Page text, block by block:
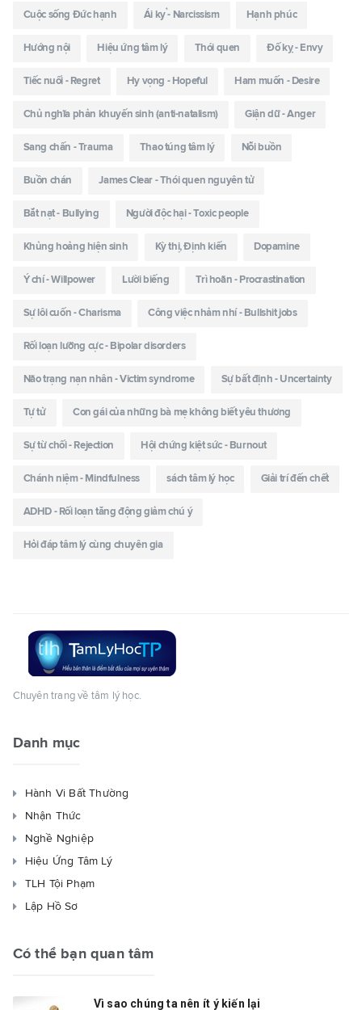
Cuộc sống Đức hạnh Ái kỷ - Narcissism Hạnh phúc
Hướng nội Hiệu ứng tâm lý Thói quen Đố kỵ - Envy
Tiếc nuối - Regret Hy vọng - Hopeful Ham muốn - Desire
Chủ nghĩa phản khuyến sinh (anti-natalism) Giận dữ - Anger
Sang chấn - Trauma Thao túng tâm lý Nỗi buồn
Buồn chán James Clear - Thói quen nguyên tử
Bắt nạt - Bullying Người độc hại - Toxic people
Khủng hoảng hiện sinh Kỳ thị, Định kiến Dopamine
Ý chí - Willpower Lười biếng Trì hoãn - Procrastination
Sự lôi cuốn - Charisma Công việc nhảm nhí - Bullshit jobs
Rối loạn lưỡng cực - Bipolar disorders
Não trạng nạn nhân - Victim syndrome Sự bất định - Uncertainty
Tự tử Con gái của những bà mẹ không biết yêu thương
Sự từ chối - Rejection Hội chứng kiệt sức - Burnout
Chánh niệm - Mindfulness sách tâm lý học Giải trí đến chết
ADHD - Rối loạn tăng động giảm chú ý
Hỏi đáp tâm lý cùng chuyên gia
Chuyên trang về tâm lý học.
Danh mục
Hành Vi Bất Thường
Nhận Thức
Nghề Nghiệp
Hiệu Ứng Tâm Lý
TLH Tội Phạm
Lập Hồ Sơ
Có thể bạn quan tâm
Vì sao chúng ta nên ít ý kiến lại